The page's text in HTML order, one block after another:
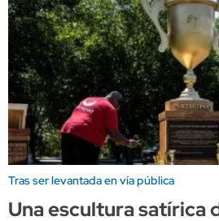
Tras ser levantada en vía pública
Una escultura satírica